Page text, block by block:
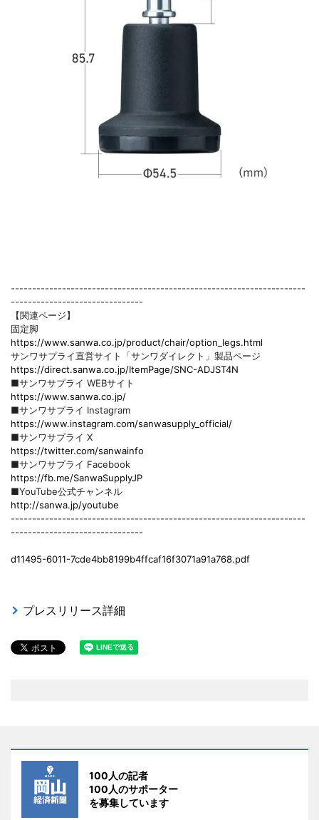
---------------------------------------------------------------------
-------------------------------
【関連ページ】
固定脚
https://www.sanwa.co.jp/product/chair/option_legs.html
サンワサプライ直営サイト「サンワダイレクト」製品ページ
https://direct.sanwa.co.jp/ItemPage/SNC-ADJST4N
■サンワサプライ WEBサイト
https://www.sanwa.co.jp/
■サンワサプライ Instagram
https://www.instagram.com/sanwasupply_official/
■サンワサプライ X
https://twitter.com/sanwainfo
■サンワサプライ Facebook
https://fb.me/SanwaSupplyJP
■YouTube公式チャンネル
http://sanwa.jp/youtube
---------------------------------------------------------------------
-------------------------------
d11495-6011-7cde4bb8199b4ffcaf16f3071a91a768.pdf
プレスリリース詳細
100人の記者
100人のサポーター
を募集しています